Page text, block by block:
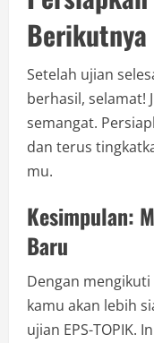
Berikutnya
Setelah ujian
berhasil, selamat!
semangat.
dan terus
mu.
Kesimpulan:
Baru
Dengan
kamu akan lebih
ujian EPS-TOPIK.